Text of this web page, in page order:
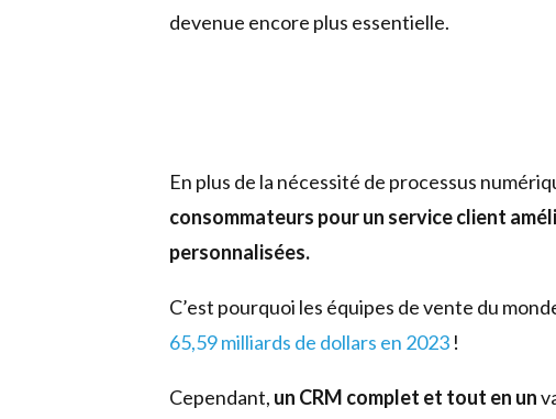
devenue encore plus essentielle.
En plus de la nécessité de processus
consommateurs pour un service client
personnalisées.
C’est pourquoi les équipes de vente du
65,59 milliards de dollars en 2023 !
Cependant, un CRM complet et tout en un